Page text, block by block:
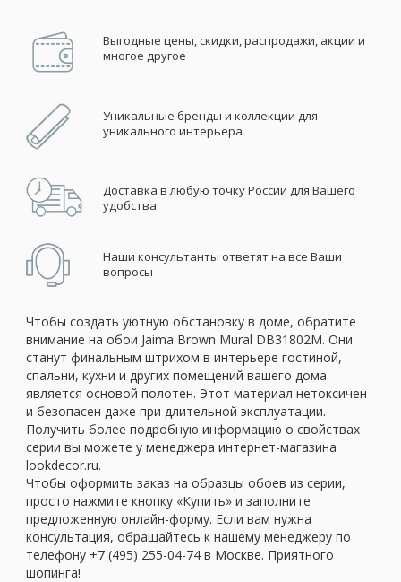
Выгодные цены, скидки, распродажи, акции и
многое другое
Уникальные бренды и коллекции для
уникального интерьера
Доставка в любую точку России для Вашего
удобства
Наши консультанты ответят на все Ваши
вопросы
Чтобы создать уютную обстановку в доме, обратите
внимание на обои Jaima Brown Mural DB31802M. Они
станут финальным штрихом в интерьере гостиной,
спальни, кухни и других помещений вашего дома.
является основой полотен. Этот материал нетоксичен
и безопасен даже при длительной эксплуатации.
Получить более подробную информацию о свойствах
серии вы можете у менеджера интернет-магазина
lookdecor.ru.
Чтобы оформить заказ на образцы обоев из серии,
просто нажмите кнопку «Купить» и заполните
предложенную онлайн-форму. Если вам нужна
консультация, обращайтесь к нашему менеджеру по
телефону +7 (495) 255-04-74 в Москве. Приятного
шопинга!